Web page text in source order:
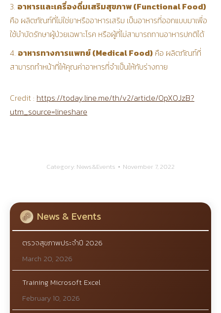
3. อาหารและเครื่องดื่มเสริมสุขภาพ (Functional Food)
คือ ผลิตภัณฑ์ที่ไม่ใช่ยาหรืออาหารเสริม เป็นอาหารที่ออกแบบมาเพื่อ
ใช้บำบัดรักษาผู้ป่วยเฉพาะโรค หรือผู้ที่ไม่สามารถทานอาหารปกติได้
4. อาหารทางการแพทย์ (Medical Food) คือ ผลิตภัณฑ์ที่
สามารถทำหน้าที่ให้คุณค่าอาหารที่จำเป็นให้กับร่างกาย
Credit : https://today.line.me/th/v2/article/OpX0JzB?
utm_source=lineshare
Category: News&Events November 7, 2022
News & Events
ตรวจสุขภาพประจำปี 2026
March 20, 2026
Training Microsoft Excel
February 10, 2026